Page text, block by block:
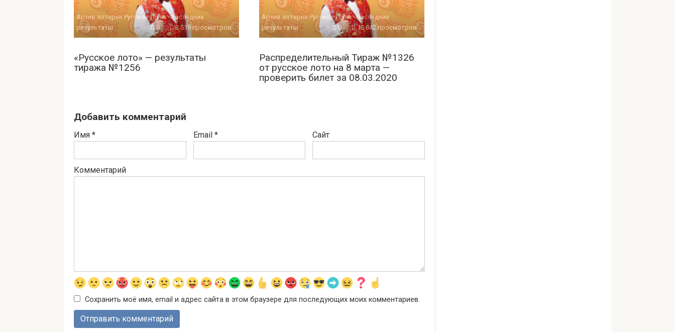
Архив лотереи Русское Лото - последние
результаты
0 3 519 просмотров
«Русское лото» — результаты
тиража №1256
Архив лотереи Русское Лото - последние
результаты
0 15 842 просмотров
Распределительный Тираж №1326
от русское лото на 8 марта —
проверить билет за 08.03.2020
Добавить комментарий
Имя * Email * Сайт
Комментарий
Сохранить моё имя, email и адрес сайта в этом браузере для последующих моих комментариев.